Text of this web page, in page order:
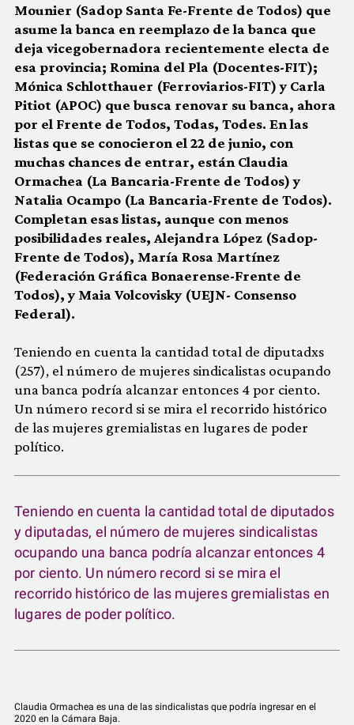
Mounier (Sadop Santa Fe-Frente de Todos) que
asume la banca en reemplazo de la banca que
deja vicegobernadora recientemente electa de
esa provincia; Romina del Pla (Docentes-FIT);
Mónica Schlotthauer (Ferroviarios-FIT) y Carla
Pitiot (APOC) que busca renovar su banca, ahora
por el Frente de Todos, Todas, Todes. En las
listas que se conocieron el 22 de junio, con
muchas chances de entrar, están Claudia
Ormachea (La Bancaria-Frente de Todos) y
Natalia Ocampo (La Bancaria-Frente de Todos).
Completan esas listas, aunque con menos
posibilidades reales, Alejandra López (Sadop-
Frente de Todos), María Rosa Martínez
(Federación Gráfica Bonaerense-Frente de
Todos),y Maia Volcovisky (UEJN- Consenso
Federal).
Teniendo en cuenta la cantidad total de diputadxs
(257), el número de mujeres sindicalistas ocupando
una banca podría alcanzar entonces 4 por ciento.
Un número record si se mira el recorrido histórico
de las mujeres gremialistas en lugares de poder
político.
Teniendo en cuenta la cantidad total de diputados
y diputadas, el número de mujeres sindicalistas
ocupando una banca podría alcanzar entonces 4
por ciento. Un número record si se mira el
recorrido histórico de las mujeres gremialistas en
lugares de poder político.
Claudia Ormachea es una de las sindicalistas que podría ingresar en el
2020 en la Cámara Baja.